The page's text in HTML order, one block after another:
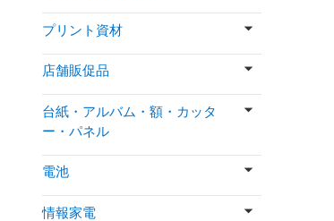
プリント資材
店舗販促品
台紙・アルバム・額・カッタ
ー・パネル
電池
情報家電